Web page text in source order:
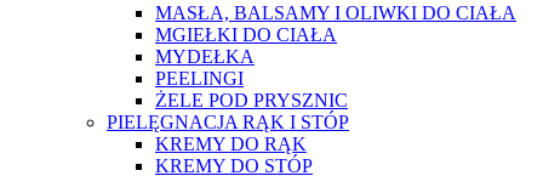
MASŁA, BALSAMY I OLIWKI DO CIAŁA
MGIEŁKI DO CIAŁA
MYDEŁKA
PEELINGI
ŻELE POD PRYSZNIC
PIELĘGNACJA RĄK I STÓP
KREMY DO RĄK
KREMY DO STÓP